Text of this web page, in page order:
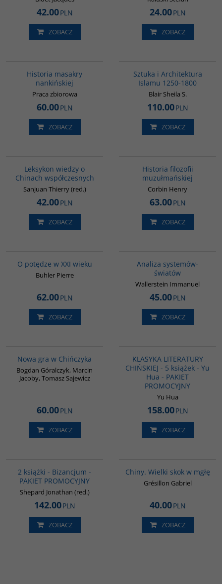
42.00PLN
ZOBACZ
24.00PLN
ZOBACZ
Historia masakry
nankińskiej
Praca zbiorowa
60.00PLN
ZOBACZ
Sztuka i Architektura
Islamu 1250-1800
Blair Sheila S.
110.00PLN
ZOBACZ
Leksykon wiedzy o
Chinach współczesnych
Sanjuan Thierry (red.)
42.00PLN
ZOBACZ
Historia filozofii
muzułmańskiej
Corbin Henry
63.00PLN
ZOBACZ
O potędze w XXI wieku
Buhler Pierre
62.00PLN
ZOBACZ
Analiza systemów-
światów
Wallerstein Immanuel
45.00PLN
ZOBACZ
Nowa gra w Chińczyka
Bogdan Góralczyk, Marcin
Jacoby, Tomasz Sajewicz
60.00PLN
ZOBACZ
KLASYKA LITERATURY
CHIŃSKIEJ - 5 książek - Yu
Hua - PAKIET
PROMOCYJNY
Yu Hua
158.00PLN
ZOBACZ
2 książki - Bizancjum -
PAKIET PROMOCYJNY
Shepard Jonathan (red.)
142.00PLN
ZOBACZ
Chiny. Wielki skok w mgłę
Grésillon Gabriel
40.00PLN
ZOBACZ